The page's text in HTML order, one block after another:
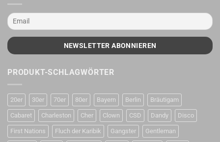
PRODUKT-SCHLAGWÖRTER
20er 30er 70er 80er Bayern Berlin Bräutigam
Cabaret Charleston Cher Clown CSD Dandy Disco
First Nations Fluch der Karibik Gangster Gentleman